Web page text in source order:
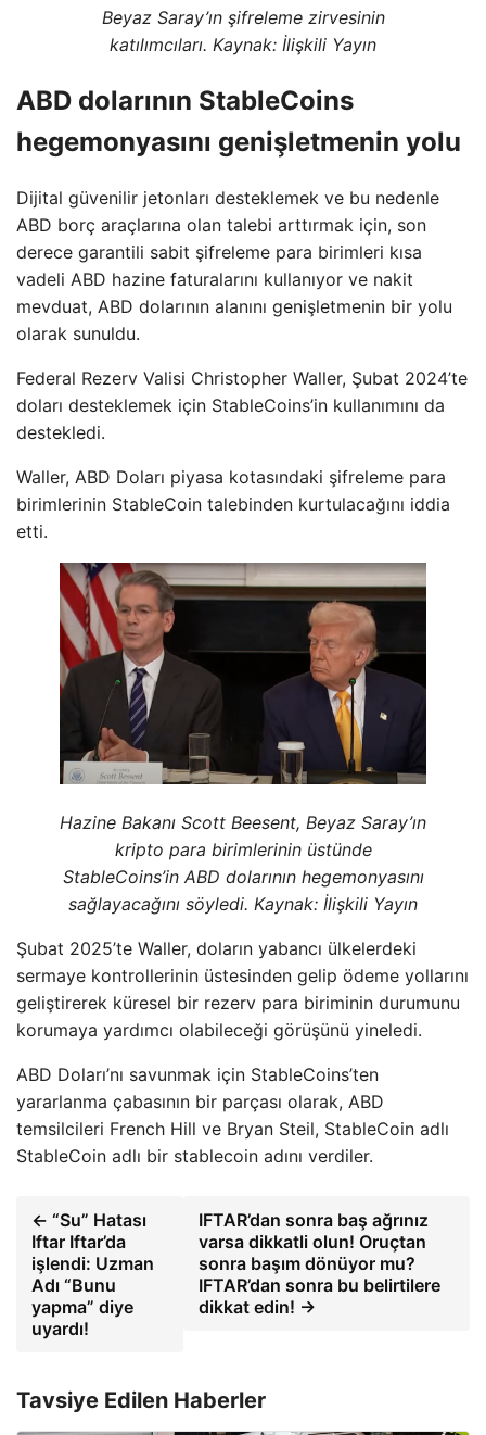
Beyaz Saray’ın şifreleme zirvesinin
katılımcıları. Kaynak: İlişkili Yayın
ABD dolarının StableCoins
hegemonyasını genişletmenin yolu
Dijital güvenilir jetonları desteklemek ve bu nedenle
ABD borç araçlarına olan talebi arttırmak için, son
derece garantili sabit şifreleme para birimleri kısa
vadeli ABD hazine faturalarını kullanıyor ve nakit
mevduat, ABD dolarının alanını genişletmenin bir yolu
olarak sunuldu.
Federal Rezerv Valisi Christopher Waller, Şubat 2024’te
doları desteklemek için StableCoins’in kullanımını da
destekledi.
Waller, ABD Doları piyasa kotasındaki şifreleme para
birimlerinin StableCoin talebinden kurtulacağını iddia
etti.
Hazine Bakanı Scott Beesent, Beyaz Saray’ın
kripto para birimlerinin üstünde
StableCoins’in ABD dolarının hegemonyasını
sağlayacağını söyledi. Kaynak: İlişkili Yayın
Şubat 2025’te Waller, doların yabancı ülkelerdeki
sermaye kontrollerinin üstesinden gelip ödeme yollarını
geliştirerek küresel bir rezerv para biriminin durumunu
korumaya yardımcı olabileceği görüşünü yineledi.
ABD Doları’nı savunmak için StableCoins’ten
yararlanma çabasının bir parçası olarak, ABD
temsilcileri French Hill ve Bryan Steil, StableCoin adlı
StableCoin adlı bir stablecoin adını verdiler.
← “Su” Hatası
Iftar Iftar’da
işlendi: Uzman
Adı “Bunu
yapma” diye
uyardı!
IFTAR’dan sonra baş ağrınız
varsa dikkatli olun! Oruçtan
sonra başım dönüyor mu?
IFTAR’dan sonra bu belirtilere
dikkat edin! →
Tavsiye Edilen Haberler